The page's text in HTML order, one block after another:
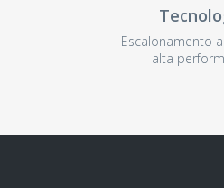
Escalonamento
alta